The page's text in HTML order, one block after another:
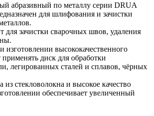
абразивный по металлу серии DRUA
для шлифования и зачистки
для зачистки сварочных швов, удаления
изготовлении высококачественного
применять диск для обработки
легированных сталей и сплавов, чёрных
стекловолокна и высокое качество
обеспечивает увеличенный